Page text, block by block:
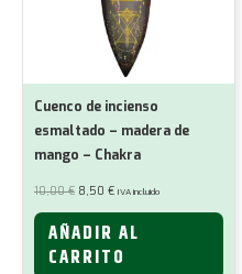
Cuenco de incienso
esmaltado – madera de
mango – Chakra
10,00€ El
precio
original
era:
10,00 €.
8,50 €El
actual
es:
8,50 €.
IVA incluido
AÑADIR AL
CARRITO